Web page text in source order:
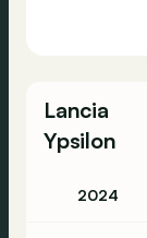
Lancia
Ypsilon
2024